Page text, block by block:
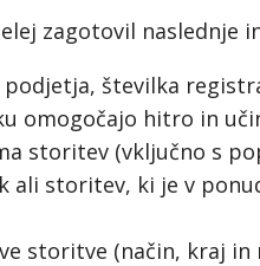
zagotovil naslednje
številka
omogočajo hitro in
storitev (vključno s
ali storitev, ki je v
storitve (način, kraj in